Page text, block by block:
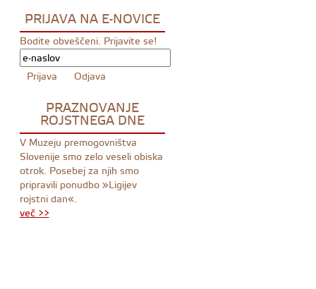
PRIJAVA NA E-NOVICE
Bodite obveščeni. Prijavite se!
PRAZNOVANJE
ROJSTNEGA DNE
V Muzeju premogovništva
Slovenije smo zelo veseli obiska
otrok. Posebej za njih smo
pripravili ponudbo »Ligijev
rojstni dan«.
več >>